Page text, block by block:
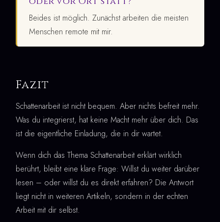
Beides ist möglich. Zunächst arbeiten die meisten
Menschen remote mit mir.
Fazit
Schattenarbeit ist nicht bequem. Aber nichts befreit mehr.
Was du integrierst, hat keine Macht mehr über dich. Das
ist die eigentliche Einladung, die in dir wartet.
Wenn dich das Thema Schattenarbeit erklärt wirklich
berührt, bleibt eine klare Frage: Willst du weiter darüber
lesen – oder willst du es direkt erfahren? Die Antwort
liegt nicht in weiteren Artikeln, sondern in der echten
Arbeit mit dir selbst.